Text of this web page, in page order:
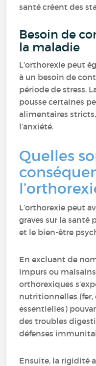
santé créent des
Besoin de
la maladie
L’orthorexie peut
à un besoin de
période de stress.
pousse certaines
alimentaires
l’anxiété.
Quelles
L’orthorexie peut
graves sur la santé
et le bien-être
En excluant de
impurs ou
orthorexiques
nutritionnelles
essentielles)
des troubles
défenses
Ensuite, la rigidité